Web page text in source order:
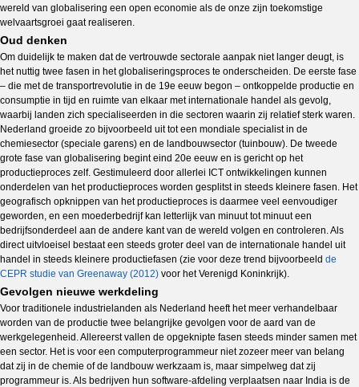
wereld van globalisering een open economie als de onze zijn toekomstige
welvaartsgroei gaat realiseren.
Oud denken
Om duidelijk te maken dat de vertrouwde sectorale aanpak niet langer deugt, is
het nuttig twee fasen in het globaliseringsproces te onderscheiden. De eerste fase
– die met de transportrevolutie in de 19e eeuw begon – ontkoppelde productie en
consumptie in tijd en ruimte van elkaar met internationale handel als gevolg,
waarbij landen zich specialiseerden in die sectoren waarin zij relatief sterk waren.
Nederland groeide zo bijvoorbeeld uit tot een mondiale specialist in de
chemiesector (speciale garens) en de landbouwsector (tuinbouw). De tweede
grote fase van globalisering begint eind 20e eeuw en is gericht op het
productieproces zelf. Gestimuleerd door allerlei ICT ontwikkelingen kunnen
onderdelen van het productieproces worden gesplitst in steeds kleinere fasen. Het
geografisch opknippen van het productieproces is daarmee veel eenvoudiger
geworden, en een moederbedrijf kan letterlijk van minuut tot minuut een
bedrijfsonderdeel aan de andere kant van de wereld volgen en controleren. Als
direct uitvloeisel bestaat een steeds groter deel van de internationale handel uit
handel in steeds kleinere productiefasen (zie voor deze trend bijvoorbeeld de
CEPR studie van Greenaway (2012) voor het Verenigd Koninkrijk).
Gevolgen nieuwe werkdeling
Voor traditionele industrielanden als Nederland heeft het meer verhandelbaar
worden van de productie twee belangrijke gevolgen voor de aard van de
werkgelegenheid. Allereerst vallen de opgeknipte fasen steeds minder samen met
een sector. Het is voor een computerprogrammeur niet zozeer meer van belang
dat zij in de chemie of de landbouw werkzaam is, maar simpelweg dat zij
programmeur is. Als bedrijven hun software-afdeling verplaatsen naar India is de